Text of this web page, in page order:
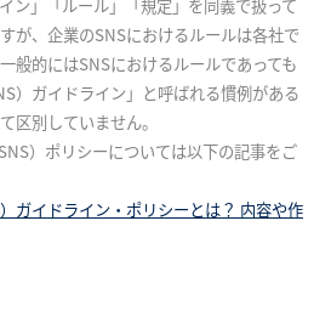
ン」「ルール」「規定」を同義で扱って
が、企業のSNSにおけるルールは各社で
般的にはSNSにおけるルールであっても
）ガイドライン」と呼ばれる慣例がある
区別していません。
）ポリシーについては以下の記事をご
ガイドライン・ポリシーとは？ 内容や作